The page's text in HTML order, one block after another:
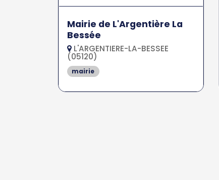
Mairie de L'Argentière La
Bessée
L'ARGENTIERE-LA-BESSEE
(05120)
mairie